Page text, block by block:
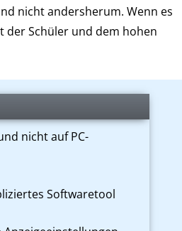
nicht andersherum. Wenn es
der Schüler und dem hohen
nicht auf PC-
Softwaretool